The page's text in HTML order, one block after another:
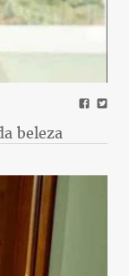
beleza